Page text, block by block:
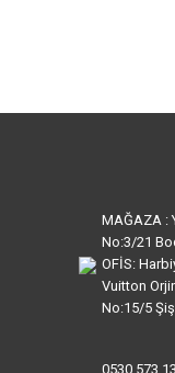
MAĞAZA :
No:3/21
OFİS:
Vuitton
No:15/5
0530 573